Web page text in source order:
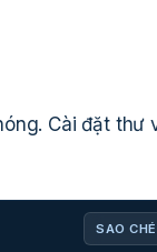
Cài đặt thư
SAO